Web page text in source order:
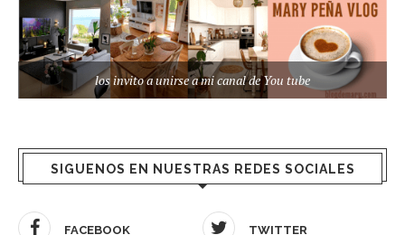
los invito a unirse a mi canal de You tube
SIGUENOS EN NUESTRAS REDES SOCIALES
FACEBOOK TWITTER